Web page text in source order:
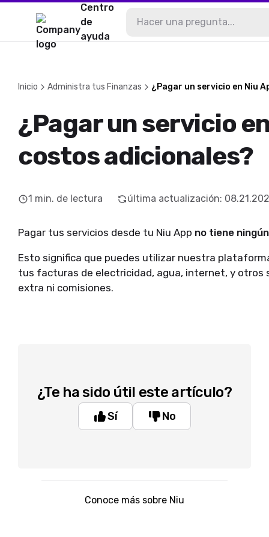
Centro
de
ayuda
Inicio Administra tus Finanzas ¿Pagar un servicio en Niu
¿Pagar un servicio
costos adicionales?
1 min. de lectura última actualización:
Pagar tus servicios desde tu Niu App no tiene
Esto significa que puedes utilizar nuestra
tus facturas de electricidad, agua, internet, y otros
extra ni comisiones.
¿Te ha sido útil este artículo?
Sí No
Conoce más sobre Niu